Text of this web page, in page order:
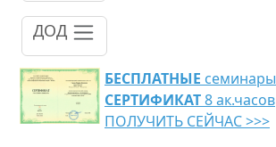
ДОД
БЕСПЛАТНЫЕ семинары
СЕРТИФИКАТ8 ак.часов
ПОЛУЧИТЬ СЕЙЧАС >>>